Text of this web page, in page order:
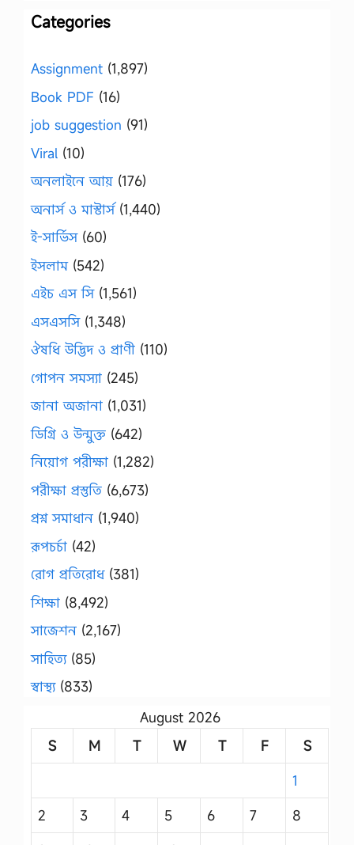
Categories
Assignment (1,897)
Book PDF (16)
job suggestion (91)
Viral (10)
অনলাইনে আয় (176)
অনার্স ও মাস্টার্স(1,440)
ই-সার্ভিস(60)
ইসলাম(542)
এইচ এস সি(1,561)
এসএসসি(1,348)
ঔষধি উদ্ভিদ ও প্রাণী (110)
গোপন সমস্যা (245)
জানা অজানা (1,031)
ডিগ্রি ও উন্মুক্ত (642)
নিয়োগ পরীক্ষা (1,282)
পরীক্ষা প্রস্তুতি (6,673)
প্রশ্ন সমাধান (1,940)
রূপচর্চা (42)
রোগ প্রতিরোধ(381)
শিক্ষা (8,492)
সাজেশন (2,167)
সাহিত্য(85)
স্বাস্থ্য(833)
August 2026
S
M T W T F
S
1
2
3 4 5 6 7
8